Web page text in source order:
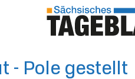
- Pole gestellt